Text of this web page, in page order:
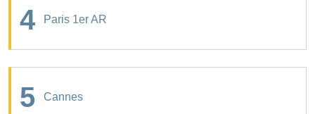
4 Paris 1er AR
5 Cannes